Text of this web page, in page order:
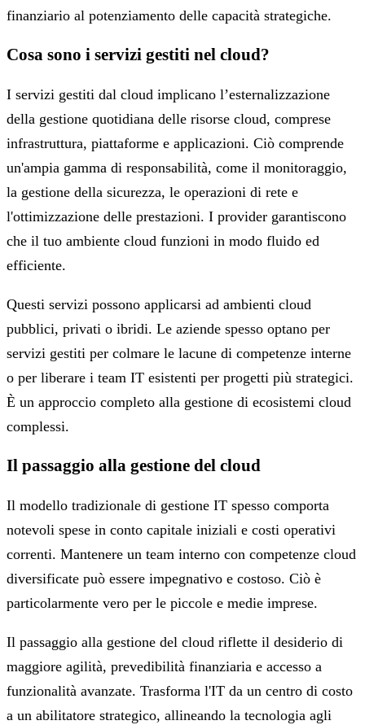
finanziario al potenziamento delle capacità strategiche.
Cosa sono i servizi gestiti nel cloud?
I servizi gestiti dal cloud implicano l’esternalizzazione
della gestione quotidiana delle risorse cloud, comprese
infrastruttura, piattaforme e applicazioni. Ciò comprende
un'ampia gamma di responsabilità, come il monitoraggio,
la gestione della sicurezza, le operazioni di rete e
l'ottimizzazione delle prestazioni. I provider garantiscono
che il tuo ambiente cloud funzioni in modo fluido ed
efficiente.
Questi servizi possono applicarsi ad ambienti cloud
pubblici, privati ​​o ibridi. Le aziende spesso optano per
servizi gestiti per colmare le lacune di competenze interne
o per liberare i team IT esistenti per progetti più strategici.
È un approccio completo alla gestione di ecosistemi cloud
complessi.
Il passaggio alla gestione del cloud
Il modello tradizionale di gestione IT spesso comporta
notevoli spese in conto capitale iniziali e costi operativi
correnti. Mantenere un team interno con competenze cloud
diversificate può essere impegnativo e costoso. Ciò è
particolarmente vero per le piccole e medie imprese.
Il passaggio alla gestione del cloud riflette il desiderio di
maggiore agilità, prevedibilità finanziaria e accesso a
funzionalità avanzate. Trasforma l'IT da un centro di costo
a un abilitatore strategico, allineando la tecnologia agli